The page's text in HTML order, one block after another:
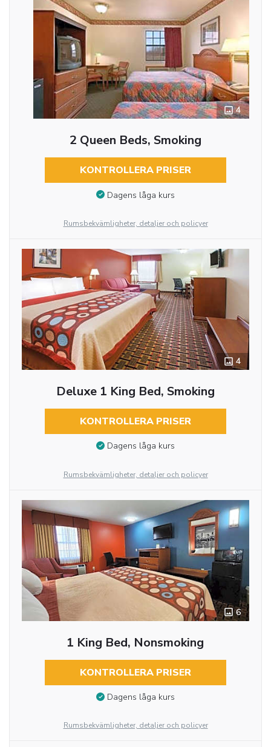
4
2 Queen Beds, Smoking
KONTROLLERA PRISER
Dagens låga kurs
Rumsbekvämligheter, detaljer och policyer
4
Deluxe 1 King Bed, Smoking
KONTROLLERA PRISER
Dagens låga kurs
Rumsbekvämligheter, detaljer och policyer
6
1 King Bed, Nonsmoking
KONTROLLERA PRISER
Dagens låga kurs
Rumsbekvämligheter, detaljer och policyer